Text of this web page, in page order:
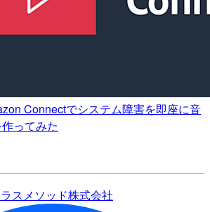
Connectでシステム障害を即座に音
ってみた
スメソッド株式会社